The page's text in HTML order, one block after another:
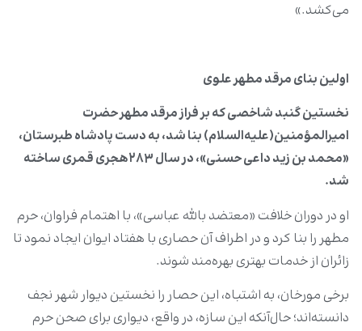
می‌کشد.»
اولین بنای مرقد مطهر علوی
نخستین گنبد شاخصی که بر فراز مرقد مطهر حضرت
امیرالمؤمنین‌(علیه‌السلام) بنا شد، به دست پادشاه طبرستان،
«محمد بن زید داعی حسنی»، در سال۲۸۳هجری قمری ساخته
شد.
او در دوران خلافت «معتضد بالله عباسی»، با اهتمام فراوان، حرم
مطهر را بنا کرد و در اطراف آن حصاری با هفتاد ایوان ایجاد نمود تا
زائران از خدمات بهتری بهره‌مند شوند.
برخی مورخان، به اشتباه، این حصار را نخستین دیوار شهر نجف
دانسته‌اند؛ حال‌آنکه این سازه، در واقع، دیواری برای صحن حرم